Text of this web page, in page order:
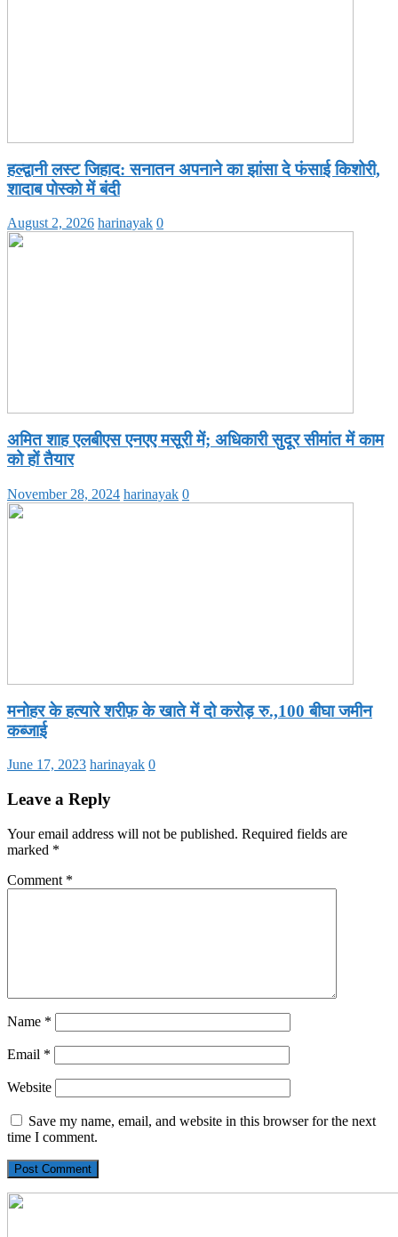
हल्द्वानी लस्ट जिहाद: सनातन अपनाने का झांसा दे फंसाई किशोरी,
शादाब पोस्को में बंदी
August 2, 2026 harinayak 0
अमित शाह एलबीएस एनएए मसूरी में; अधिकारी सुदूर सीमांत में काम
को हों तैयार
November 28, 2024 harinayak 0
मनोहर के हत्यारे शरीफ़ के खाते में दो करोड़ रु.,100 बीघा जमीन
कब्जाई
June 17, 2023 harinayak 0
Leave a Reply
Your email address will not be published. Required fields are
marked *
Comment *
Name *
Email *
Website
Save my name, email, and website in this browser for the next
time I comment.